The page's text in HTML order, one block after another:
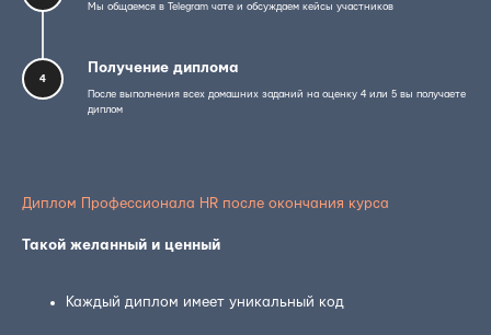
Мы общаемся в Telegram чате и обсуждаем кейсы участников
4
Получение диплома
После выполнения всех домашних заданий на оценку 4 или 5 вы получаете
диплом
Диплом Профессионала HR после окончания курса
Такой желанный и ценный
Каждый диплом имеет уникальный код